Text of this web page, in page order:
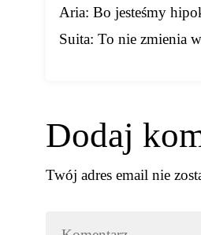
Aria: Bo jesteśmy
Suita: To nie zmienia
Dodaj
Twój adres email nie